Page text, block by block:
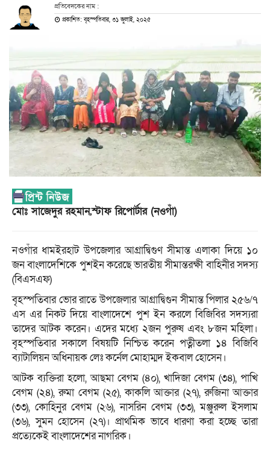
প্রতিবেদকের নাম :
প্রকাশিত: বৃহস্পতিবার, ৩১ জুলাই, ২০২৫
মোঃ সাজেদুর রহমান,স্টাফ রিপোর্টার (নওগাঁ)
নওগাঁর ধামইরহাট উপজেলার আগ্রাদ্বিগুণ সীমান্ত এলাকা দিয়ে ১০
জন বাংলাদেশিকে পুশইন করেছে ভারতীয় সীমান্তরক্ষী বাহিনীর সদস্য
(বিএসএফ)
বৃহস্পতিবার ভোর রাতে উপজেলার আগ্রাদ্বিগুন সীমান্ত পিলার ২৫৬/৭
এস এর নিকট দিয়ে বাংলাদেশে পুশ ইন করলে বিজিবির সদস্যরা
তাদের আটক করেন। এদের মধ্যে ২জন পুরুষ এবং ৮জন মহিলা।
বৃহস্পতিবার সকালে বিষয়টি নিশ্চিত করেন পত্নীতলা ১৪ বিজিবি
ব্যাটালিয়ন অধিনায়ক লেঃ কর্নেল মোহাম্মদ ইকবাল হোসেন।
আটক ব্যক্তিরা হলো, আছমা বেগম (৪০), খাদিজা বেগম (৩৪), পাখি
বেগম (২৪), রুমা বেগম (২৫), কাকলি আক্তার (২৭), রুজিনা আক্তার
(৩৩), কোহিনুর বেগম (২৬), নাসরিন বেগম (৩৩), মঞ্জুরুল ইসলাম
(৩৬), সুমন হোসেন (২৭)। প্রাথমিক ভাবে ধারণা করা হচ্ছে তারা
প্রত্যেকেই বাংলাদেশের নাগরিক।